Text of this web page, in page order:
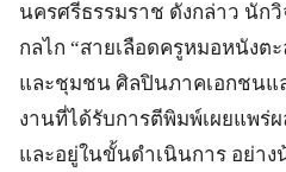
นครศรีธรรมราช ดังกล่าว นัก
กลไก “สายเลือดครูหมอหนังต
และชุมชน ศิลปินภาคเอกชนแ
งานที่ได้รับการตีพิมพ์เผยแพร่
และอยู่ในขั้นดำเนินการ อย่าง